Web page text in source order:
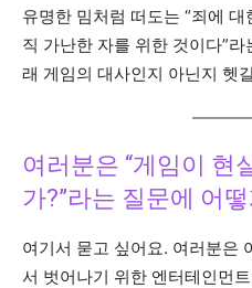
유명한 밈처럼 떠도는 “죄에
직 가난한 자를 위한 것이다”
래 게임의 대사인지 아닌지 헷
여러분은 “게임이 현
가?”라는 질문에 어
여기서 묻고 싶어요. 여러분은
서 벗어나기 위한 엔터테인먼